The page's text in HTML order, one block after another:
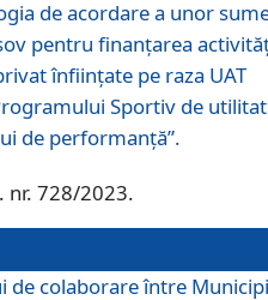
de acordare a unor
pentru finanțarea
înființate pe raza UAT
Sportiv de
de performanță”.
nr. 728/2023.
de colaborare între